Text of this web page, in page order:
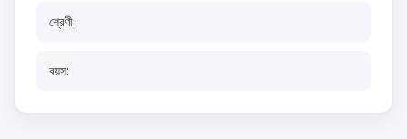
শ্রেণী:
বয়স: